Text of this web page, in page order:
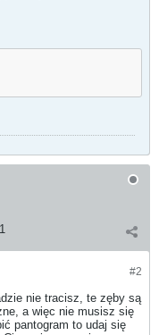
#2
nie tracisz, te zęby są
a więc nie musisz się
pantogram to udaj się